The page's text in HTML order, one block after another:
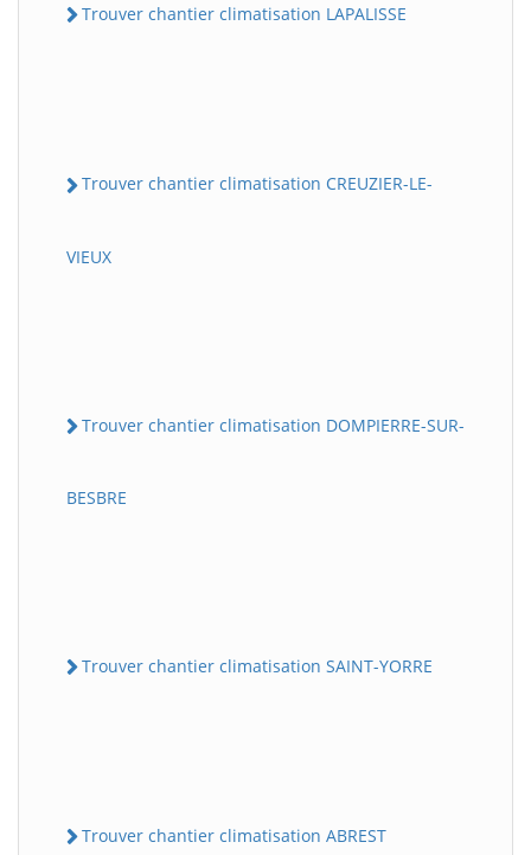
Trouver chantier climatisation LAPALISSE
Trouver chantier climatisation CREUZIER-LE-
VIEUX
Trouver chantier climatisation DOMPIERRE-SUR-
BESBRE
Trouver chantier climatisation SAINT-YORRE
Trouver chantier climatisation ABREST